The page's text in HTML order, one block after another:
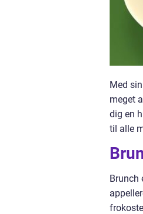
Med
meget
dig en
til alle
Brunch